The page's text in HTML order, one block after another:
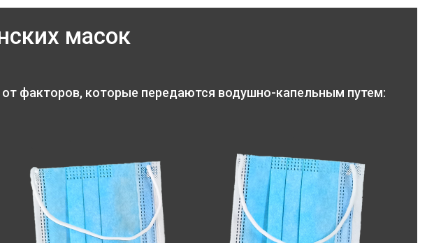
масок
факторов, которые передаются водушно-капельным путем: